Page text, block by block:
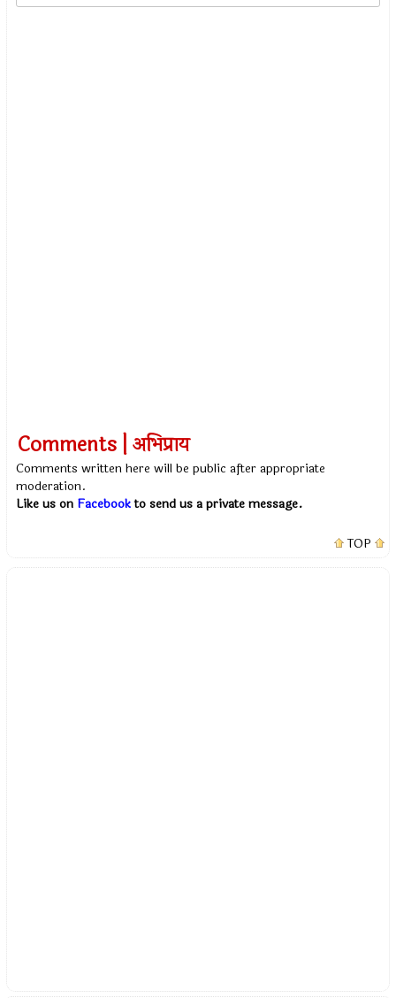
Comments | अभिप्राय
Comments written here will be public after appropriate
moderation.
Like us on Facebookto send us a private message.
TOP